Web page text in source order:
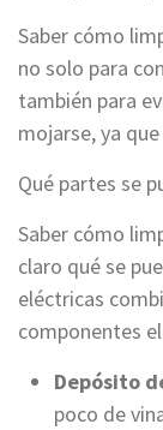
Saber cómo
no solo para
también para
mojarse, ya
Qué partes se
Saber cómo
claro qué se
eléctricas
componentes
Depósito
poco de